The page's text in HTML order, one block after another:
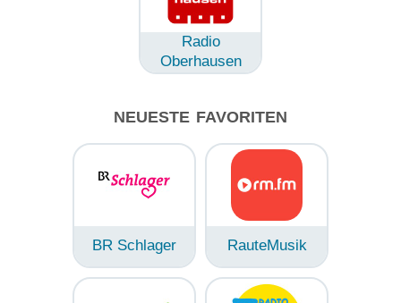
Radio
Oberhausen
NEUESTE FAVORITEN
BR Schlager RauteMusik